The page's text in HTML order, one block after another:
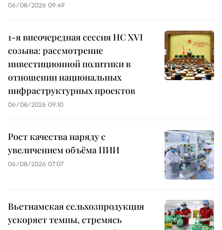
06/08/2026 09:49
1-я внеочередная сессия НС XVI
созыва: рассмотрение
инвестиционной политики в
отношении национальных
инфраструктурных проектов
06/08/2026 09:10
Рост качества наряду с
увеличением объёма ПИИ
06/08/2026 07:07
Вьетнамская сельхозпродукция
ускоряет темпы, стремясь